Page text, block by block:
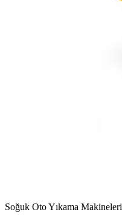
Soğuk Oto Yıkama Makineleri